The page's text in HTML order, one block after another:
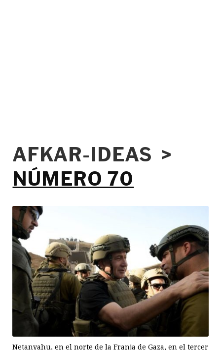
AFKAR-IDEAS >
NÚMERO 70
Netanyahu, en el norte de la Franja de Gaza, en el tercer